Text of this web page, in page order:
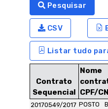
Pesquisar
CSV
Listar tudo
Contrato
Sequencial CPF/
20170549/2017 POSTO